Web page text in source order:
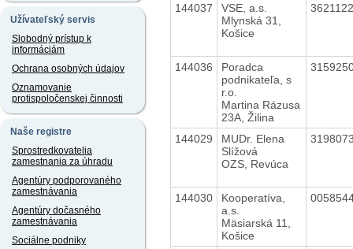
Užívateľský servis
Slobodný prístup k
informáciám
Ochrana osobných údajov
Oznamovanie
protispoločenskej činnosti
Naše registre
Sprostredkovatelia
zamestnania za úhradu
Agentúry podporovaného
zamestnávania
Agentúry dočasného
zamestnávania
Sociálne podniky
144037
VSE, a.s.
Mlynská 31,
Košice
144036
Poradca
podnikateľa, s
r.o.
Martina Rázusa
23A, Žilina
144029
MUDr. Elena
Slížová
OZS, Revúca
144030
Kooperatíva,
a.s.
Mäsiarská 11,
Košice